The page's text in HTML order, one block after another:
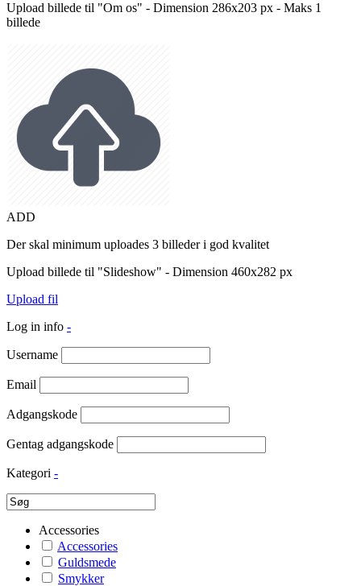
Upload billede til "Om os" - Dimension 286x203 px - Maks 1
billede
ADD
Der skal minimum uploades 3 billeder i god kvalitet
Upload billede til "Slideshow" - Dimension 460x282 px
Upload fil
Log in info -
Username
Email
Adgangskode
Gentag adgangskode
Kategori -
Accessories
Accessories
Guldsmede
Smykker